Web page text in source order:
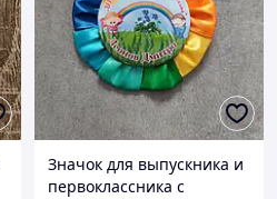
Значок для выпускника и
первоклассника с